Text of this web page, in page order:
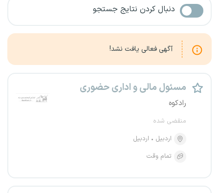
دنبال کردن نتایج جستجو
آگهی فعالی یافت نشد!
مسئول مالی و اداری حضوری
رادکوه
منقضی شده
اردبیل
اردبیل
تمام وقت